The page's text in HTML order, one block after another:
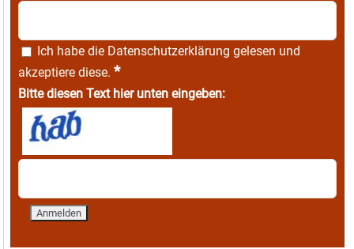
Ich habe die Datenschutzerklärung gelesen und
akzeptiere diese. *
Bitte diesen Text hier unten eingeben: